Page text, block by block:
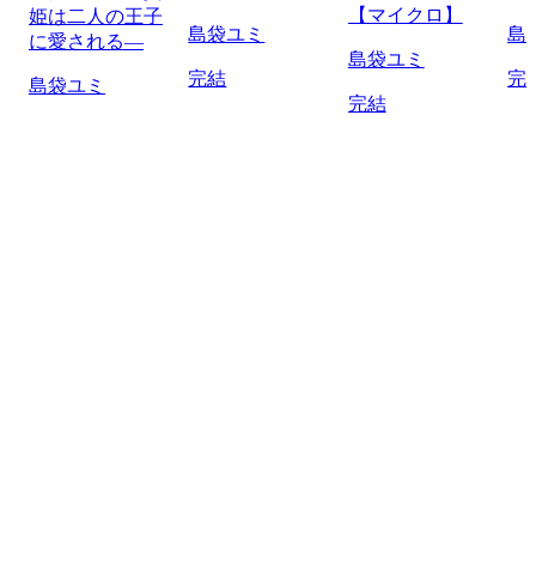
姫は二人の王子
に愛される―
島袋ユミ
島袋ユミ
完結
【マイクロ】
島袋ユミ
完結
島
完